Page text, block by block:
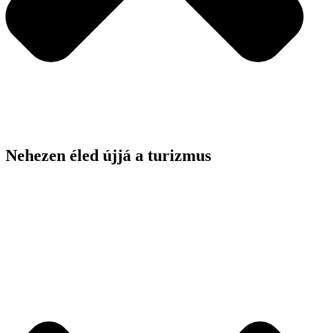
Nehezen éled újjá a turizmus